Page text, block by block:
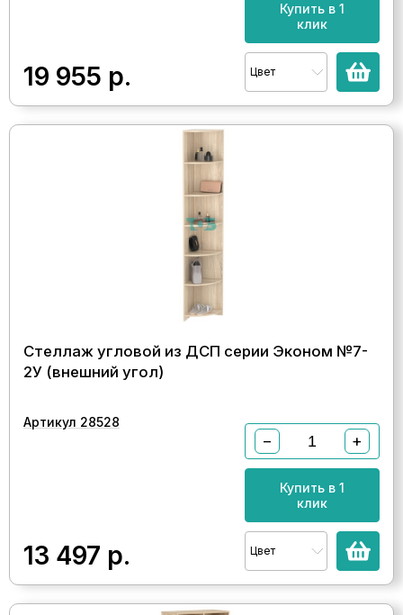
19 955 р.
Купить в 1
клик
Цвет
Стеллаж угловой из ДСП серии Эконом №7-
2У (внешний угол)
Артикул 28528
13 497 р.
− +
Купить в 1
клик
Цвет